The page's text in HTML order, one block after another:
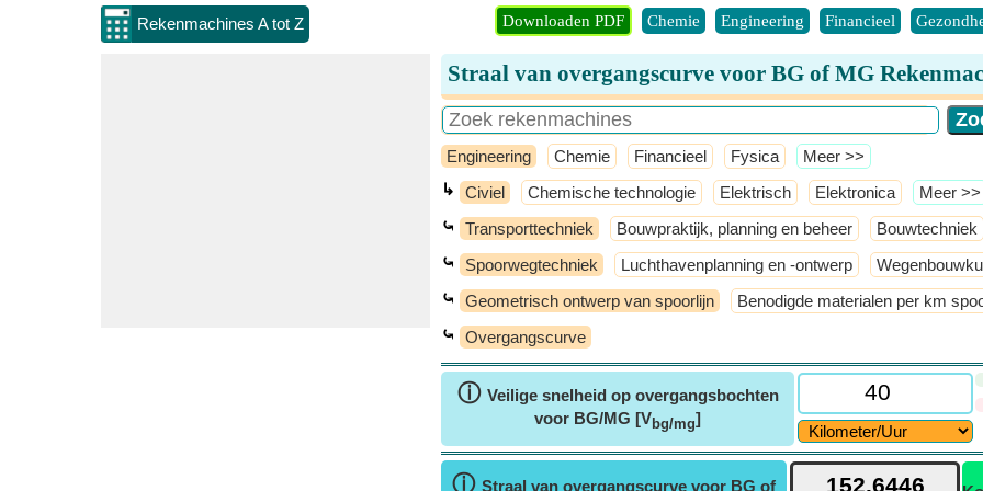
Rekenmachines A tot Z Downloaden PDF Chemie Engineering Financieel
Straal van overgangscurve voor BG of MG
Engineering Chemie Financieel Fysica ​Meer >>
↳ Civiel Chemische technologie Elektrisch Elektronica ​Meer >>
⤿ Transporttechniek Bouwpraktijk, planning en beheer Bouwtechniek
⤿ Spoorwegtechniek Luchthavenplanning en -ontwerp
⤿ Geometrisch ontwerp van spoorlijn Benodigde materialen per km
⤿ Overgangscurve
ⓘ Veilige snelheid op overgangsbochten
voor BG/MG [Vbg/mg]
ⓘ Straal van overgangscurve voor BG of